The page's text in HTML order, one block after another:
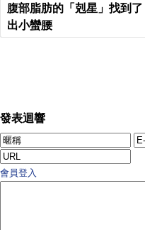
腹部脂肪的「剋星」找到
出小蠻腰
發表迴響
會員登入